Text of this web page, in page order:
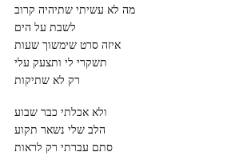
מה לא עשיתי שתיהיה קרוב
לשבת על הים
איזה סרט שימשוך שעות
תשקרי לי ותצעק עלי
רק לא שתיקות
ולא אכלתי כבר שבוע
הלב שלי נשאר תקוע
סתם עברתי רק לראות